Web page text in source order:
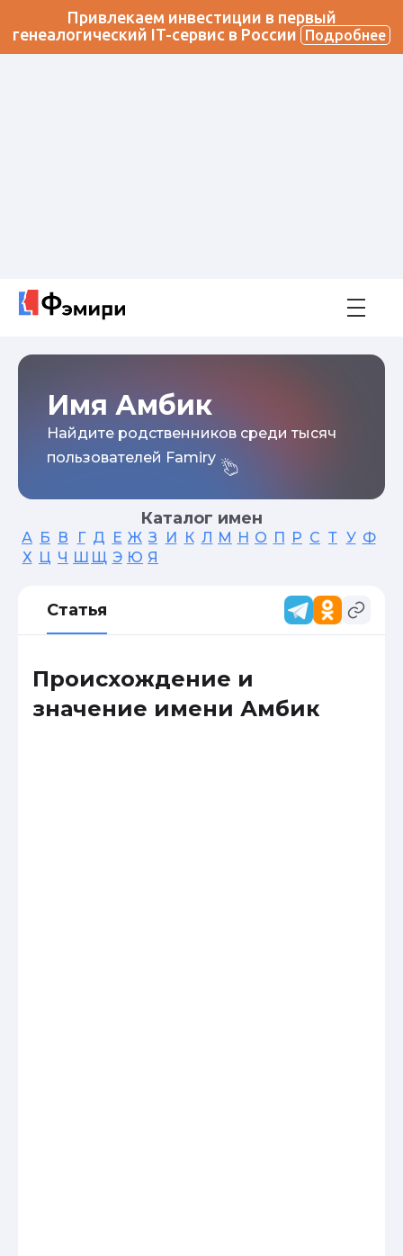
Привлекаем инвестиции в первый
генеалогический IT-сервис в России
Подробнее
Имя Амбик
Найдите родственников среди тысяч
пользователей Famiry
Каталог имен
А Б В Г Д Е Ж З И К Л М Н О П Р С Т У Ф
Х Ц Ч Ш Щ Э Ю Я
Статья
Происхождение и
значение имени Амбик